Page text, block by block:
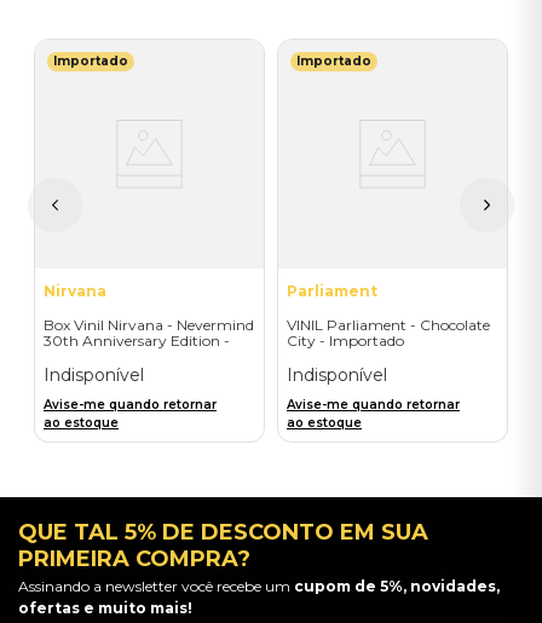
Importado
Nirvana
Box Vinil Nirvana - Nevermind
30th Anniversary Edition -
Indisponível
Avise-me quando retornar
ao estoque
Importado
Parliament
VINIL Parliament - Chocolate
City - Importado
Indisponível
Avise-me quando retornar
ao estoque
QUE TAL 5% DE DESCONTO EM SUA
PRIMEIRA COMPRA?
Assinando a newsletter você recebe um cupom de 5%, novidades,
ofertas e muito mais!